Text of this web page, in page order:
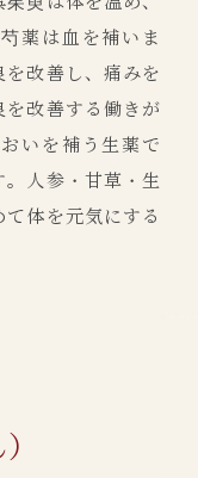
薬は血を補いま
改善し、痛みを
を改善する働きが
いを補う生薬で
人参・甘草・生
体を元気にする